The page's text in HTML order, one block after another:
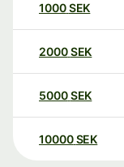
1000SEK
2000SEK
5000SEK
10000 SEK